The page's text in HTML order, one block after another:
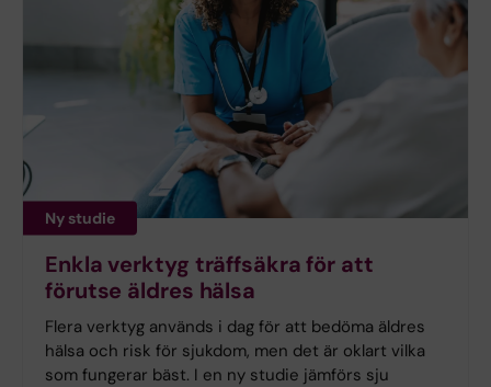
Ny studie
Enkla verktyg träffsäkra för att
förutse äldres hälsa
Flera verktyg används i dag för att bedöma äldres
hälsa och risk för sjukdom, men det är oklart vilka
som fungerar bäst. I en ny studie jämförs sju